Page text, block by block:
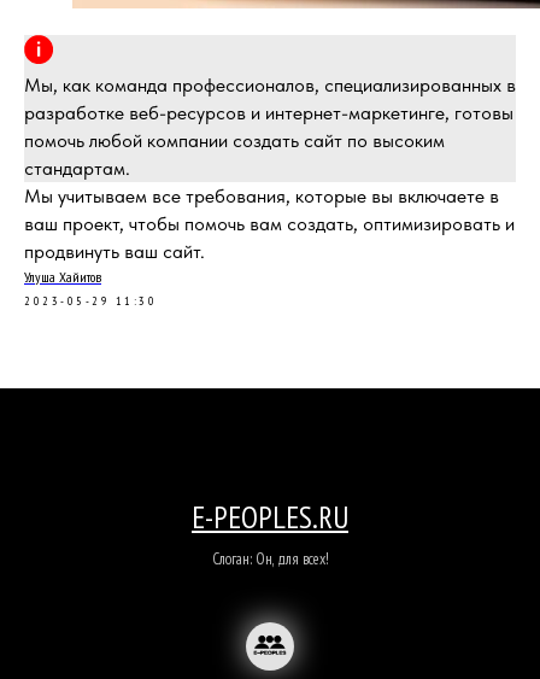
Мы, как команда профессионалов, специализированных в
разработке веб-ресурсов и интернет-маркетинге, готовы
помочь любой компании создать сайт по высоким
стандартам.
Мы учитываем все требования, которые вы включаете в
ваш проект, чтобы помочь вам создать, оптимизировать и
продвинуть ваш сайт.
Улуша Хайитов
2023-05-29 11:30
Слоган: Он, для всех!
E-PEOPLES.RU